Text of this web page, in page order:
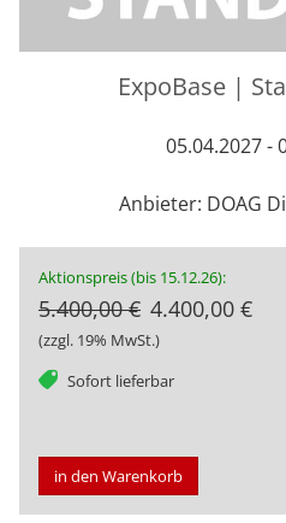
ExpoBase |
05.04.2027 -
Anbieter: DOAG
Aktionspreis (bis 15.12.26):
5.400,00 € 4.400,00 €
(zzgl. 19% MwSt.)
Sofort lieferbar
tag
in den Warenkorb